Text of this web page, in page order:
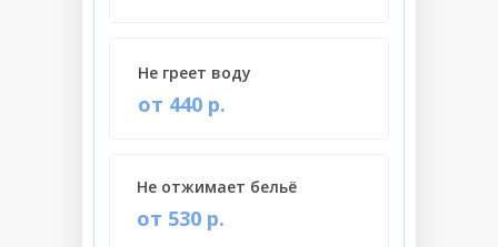
от 440 р.
Не греет воду
от 530 р.
Не отжимает бельё